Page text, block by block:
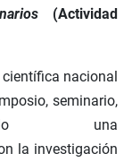
(Actividad
nacional
seminario,
una
la investigación